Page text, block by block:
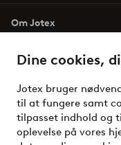
Dine cookies,
Jotex bruger
til at fungere samt
tilpasset indhold og
oplevelse på vores
Om Jotex
Vilkår
Venner